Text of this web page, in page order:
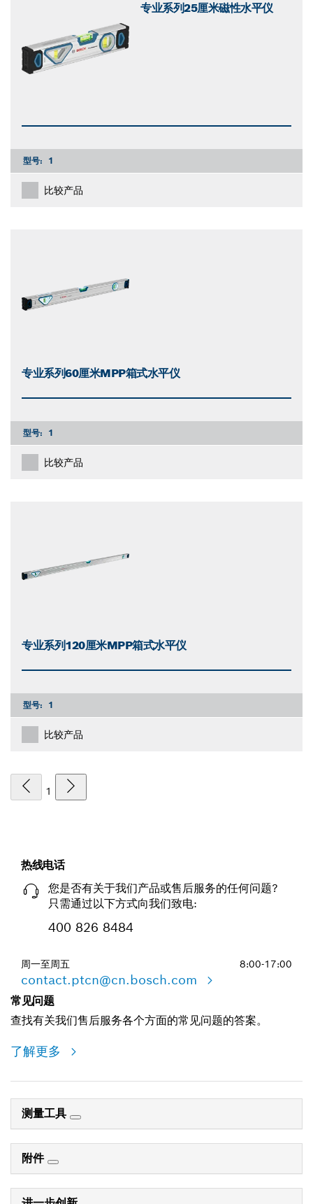
专业系列25厘米磁性水平仪
型号: 1
比较产品
专业系列60厘米MPP箱式水平仪
型号: 1
比较产品
专业系列120厘米MPP箱式水平仪
型号: 1
比较产品
1
热线电话
您是否有关于我们产品或售后服务的任何问题?
只需通过以下方式向我们致电:
400 826 8484
周一至周五 8:00-17:00
contact.ptcn@cn.bosch.com
常见问题
查找有关我们售后服务各个方面的常见问题的答案。
了解更多
测量工具
附件